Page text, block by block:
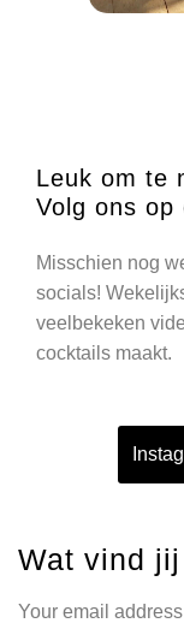
Leuk om te
Volg ons op
Misschien nog
socials!
veelbekeken
cocktails maakt.
Wat vind
Your email